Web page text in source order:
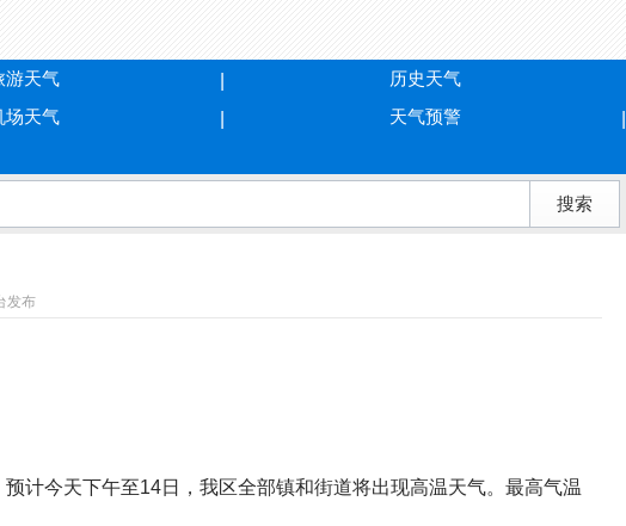
游天气
历史天气
场天气
天气预警
发布
计今天下午至14日，我区全部镇和街道将出现高温天气。最高气温